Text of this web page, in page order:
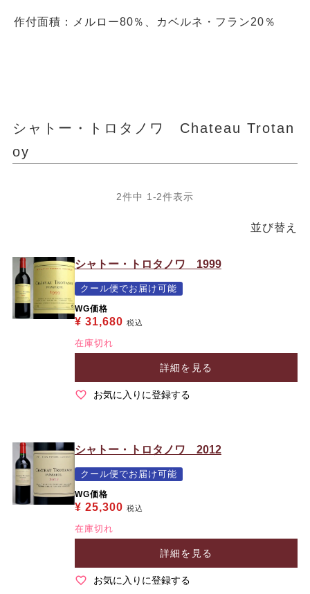
作付面積：メルロー80％、カベルネ・フラン20％
シャトー・トロタノワ Chateau Trotan
oy
並び替え
2件中 1 -2件表示
シャトー・トロタノワ 1999
クール便でお届け可能
WG価格
¥ 31,680 税込
在庫切れ
詳細を見る
お気に入りに登録する
シャトー・トロタノワ 2012
クール便でお届け可能
WG価格
¥ 25,300 税込
在庫切れ
詳細を見る
お気に入りに登録する